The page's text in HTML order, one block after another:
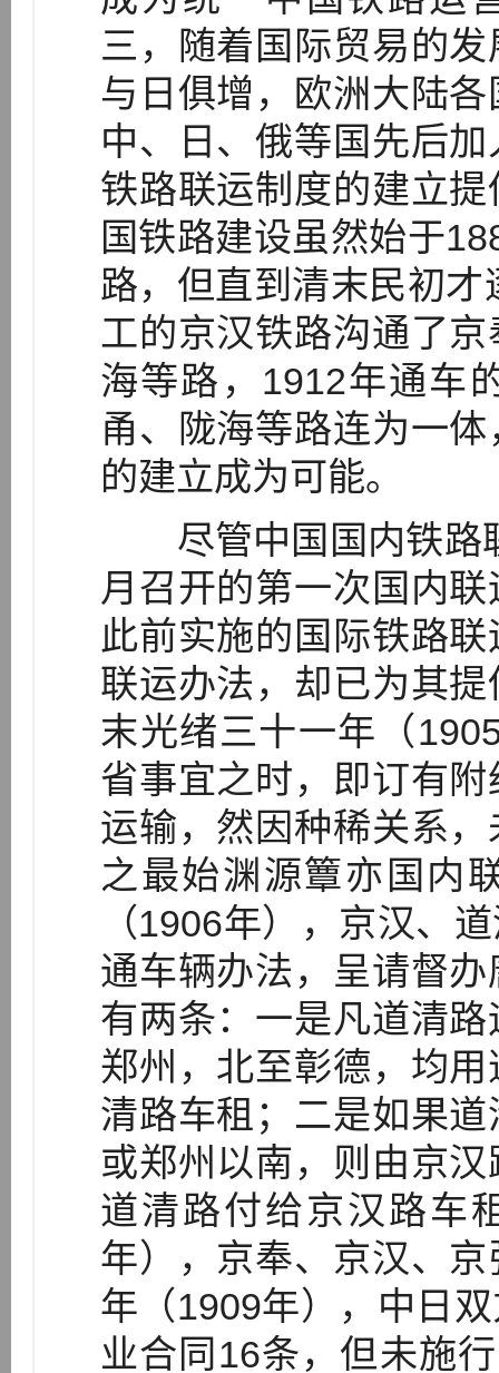
三，随着国际贸易的
与日俱增，欧洲大陆
中、日、俄等国先后
铁路联运制度的建立
国铁路建设虽然始于
路，但直到清末民初
工的京汉铁路沟通了
海等路，1912年通车
甬、陇海等路连为一
的建立成为可能。
尽管中国国内铁路
月召开的第一次国内
此前实施的国际铁路
联运办法，却已为其
末光绪三十一年（
省事宜之时，即订有
运输，然因种稀关系
之最始渊源簟亦国内
（1906年），京汉、
通车辆办法，呈请督
有两条：一是凡道清
郑州，北至彰德，均
清路车租；二是如果
或郑州以南，则由京
道清路付给京汉路车
年），京奉、京汉、
年（1909年），中日
业合同16条，但未施